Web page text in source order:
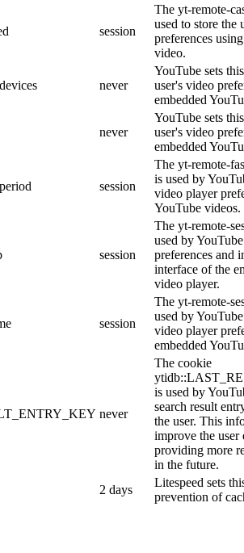
session
The yt-remote-
used to store the
preferences
video.
never
YouTube sets
user's video
embedded
never
YouTube sets
user's video
embedded
session
The yt-remote-
is used by
video player
YouTube videos.
session
The yt-remote-
used by
preferences and
interface of the
video player.
session
The yt-remote-
used by
video player
embedded
never
The cookie
is used by
search result
the user. This
improve the user
providing more
in the future.
2 days
Litespeed sets
prevention of